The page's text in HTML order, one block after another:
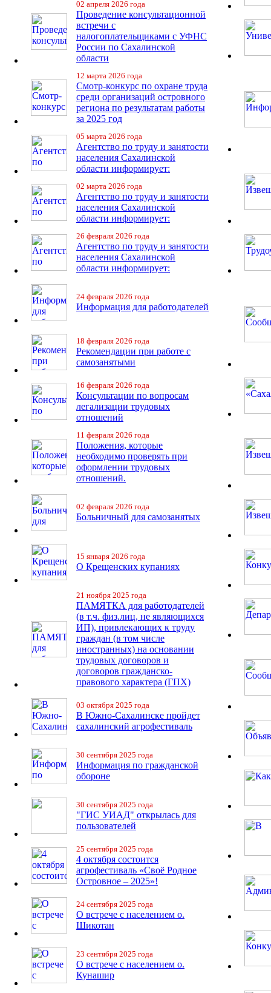
02 апреля 2026 года
Проведение консультационной
встречи с
налогоплательщиками с УФНС
России по Сахалинской
области
12 марта 2026 года
Смотр-конкурс по охране труда
среди организаций островного
региона по результатам работы
за 2025 год
05 марта 2026 года
Агентство по труду и занятости
населения Сахалинской
области информирует:
02 марта 2026 года
Агентство по труду и занятости
населения Сахалинской
области информирует:
26 февраля 2026 года
Агентство по труду и занятости
населения Сахалинской
области информирует:
24 февраля 2026 года
Информация для работодателей
18 февраля 2026 года
Рекомендации при работе с
самозанятыми
16 февраля 2026 года
Консультации по вопросам
легализации трудовых
отношений
11 февраля 2026 года
Положения, которые
необходимо проверять при
оформлении трудовых
отношений.
02 февраля 2026 года
Больничный для самозанятых
15 января 2026 года
О Крещенских купаниях
21 ноября 2025 года
ПАМЯТКА для работодателей
(в т.ч. физ.лиц, не являющихся
ИП), привлекающих к труду
граждан (в том числе
иностранных) на основании
трудовых договоров и
договоров гражданско-
правового характера (ГПХ)
03 октября 2025 года
В Южно-Сахалинске пройдет
сахалинский агрофестиваль
30 сентября 2025 года
Информация по гражданской
обороне
30 сентября 2025 года
"ГИС УИАД" открылась для
пользователей
25 сентября 2025 года
4 октября состоится
агрофестиваль «Своё Родное
Островное – 2025»!
24 сентября 2025 года
О встрече с населением о.
Шикотан
23 сентября 2025 года
О встрече с населением о.
Кунашир